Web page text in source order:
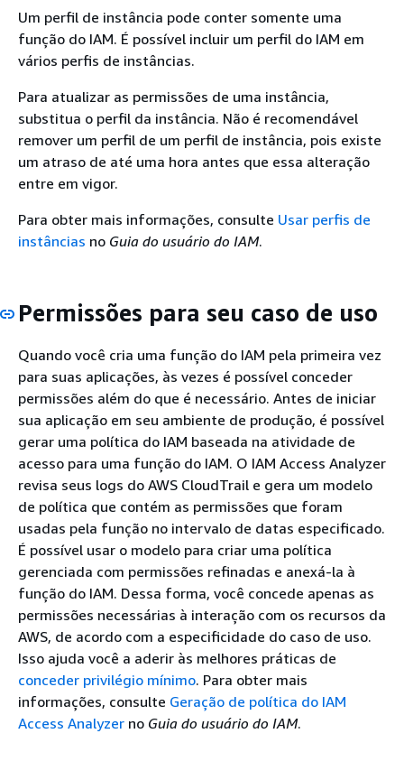
Um perfil de instância pode conter somente uma
função do IAM. É possível incluir um perfil do IAM em
vários perfis de instâncias.
Para atualizar as permissões de uma instância,
substitua o perfil da instância. Não é recomendável
remover um perfil de um perfil de instância, pois existe
um atraso de até uma hora antes que essa alteração
entre em vigor.
Para obter mais informações, consulte Usar perfis de
instâncias no Guia do usuário do IAM.
Permissões para seu caso de uso
Quando você cria uma função do IAM pela primeira vez
para suas aplicações, às vezes é possível conceder
permissões além do que é necessário. Antes de iniciar
sua aplicação em seu ambiente de produção, é possível
gerar uma política do IAM baseada na atividade de
acesso para uma função do IAM. O IAM Access Analyzer
revisa seus logs do AWS CloudTrail e gera um modelo
de política que contém as permissões que foram
usadas pela função no intervalo de datas especificado.
É possível usar o modelo para criar uma política
gerenciada com permissões refinadas e anexá-la à
função do IAM. Dessa forma, você concede apenas as
permissões necessárias à interação com os recursos da
AWS, de acordo com a especificidade do caso de uso.
Isso ajuda você a aderir às melhores práticas de
conceder privilégio mínimo. Para obter mais
informações, consulte Geração de política do IAM
Access Analyzer no Guia do usuário do IAM.